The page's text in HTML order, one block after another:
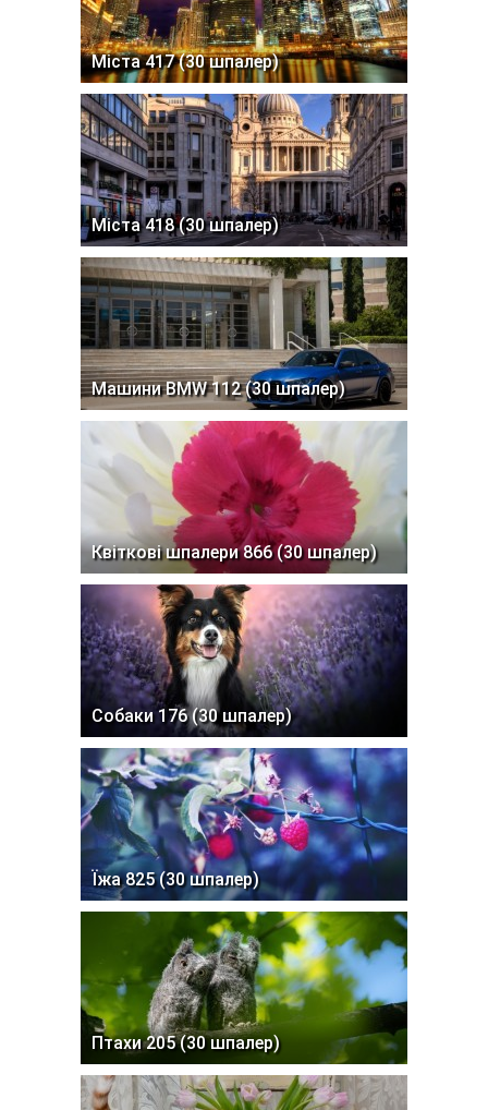
Міста 417 (30 шпалер)
Міста 418 (30 шпалер)
Машини BMW 112 (30 шпалер)
Квіткові шпалери 866 (30 шпалер)
Собаки 176 (30 шпалер)
Їжа 825 (30 шпалер)
Птахи 205 (30 шпалер)